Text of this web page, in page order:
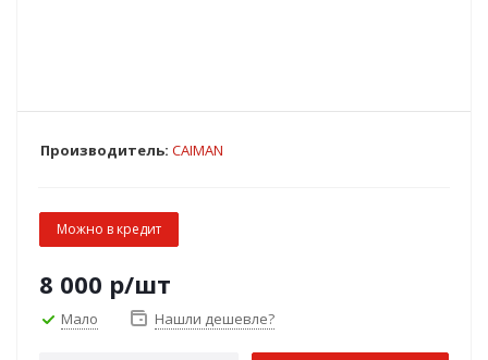
Производитель: CAIMAN
Можно в кредит
8 000 р/шт
Мало Нашли дешевле?